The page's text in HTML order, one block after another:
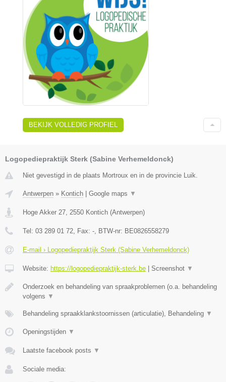
BEKIJK VOLLEDIG PROFIEL
Logopediepraktijk Sterk (Sabine Verhemeldonck)
Niet gevestigd in de plaats Mortroux en in de provincie Luik.
Antwerpen » Kontich Google maps ▼
Hoge Akker 27, 2550 Kontich (Antwerpen)
Tel: 03 289 01 72, Fax: -, BTW-nr: BE0826558279
E-mail › Logopediepraktijk Sterk (Sabine Verhemeldonck)
Website: https://logopediepraktijk-sterk.be Screenshot ▼
Onderzoek en behandeling van spraakproblemen (o.a. behandeling
volgens ▼
Behandeling spraakklankstoornissen (articulatie), Behandeling ▼
Openingstijden ▼
Laatste facebook posts ▼
Sociale media: